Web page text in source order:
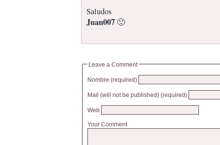
Saludos
Juan007 🙂
Leave a Comment
Nombre (required)
Mail (will not be published) (required)
Web
Your Comment